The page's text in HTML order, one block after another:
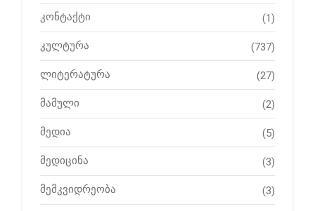
კონტაქტი (1)
კულტურა (737)
ლიტერატურა (27)
მამული (2)
მედია (5)
მედიცინა (3)
მემკვიდრეობა (3)